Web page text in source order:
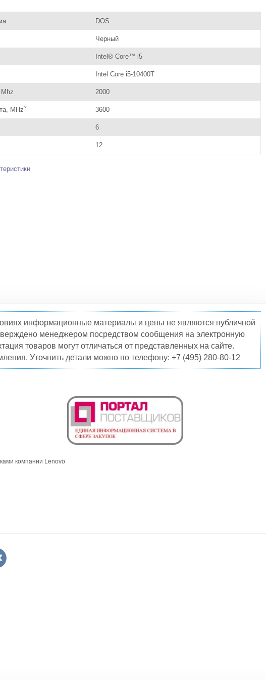
DOS
Черный
Intel® Core™ i5
Intel Core i5-10400T
2000
MHz? 3600
6
12
информационные материалы и цены не являются публичной
менеджером посредством сообщения на электронную
товаров могут отличаться от представленных на сайте.
Уточнить детали можно по телефону: +7 (495) 280-80-12
компании Lenovo